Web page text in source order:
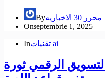
By
محرر 30 الاخباريه
Onseptembrie 1, 2025
In تقنيات ai
الرقمي ثورة